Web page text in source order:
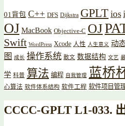
01背包 C++ DFS Dijkstra GPLTios
OJ MacBook Objective-C OJ
Swift WordPress Xcode 人性 人生意义 动
图
成长 操作系统 散文 数据结构 文艺
学 科普 算法 编程 自我管理 蓝桥
心算法 软件体系结构 软件工程 软件项目管
CCCC-GPLT L1-033.